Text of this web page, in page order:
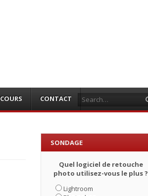
CONTACT
SONDAGE
Quel logiciel de retouche
photo utilisez-vous le plus ?
Lightroom